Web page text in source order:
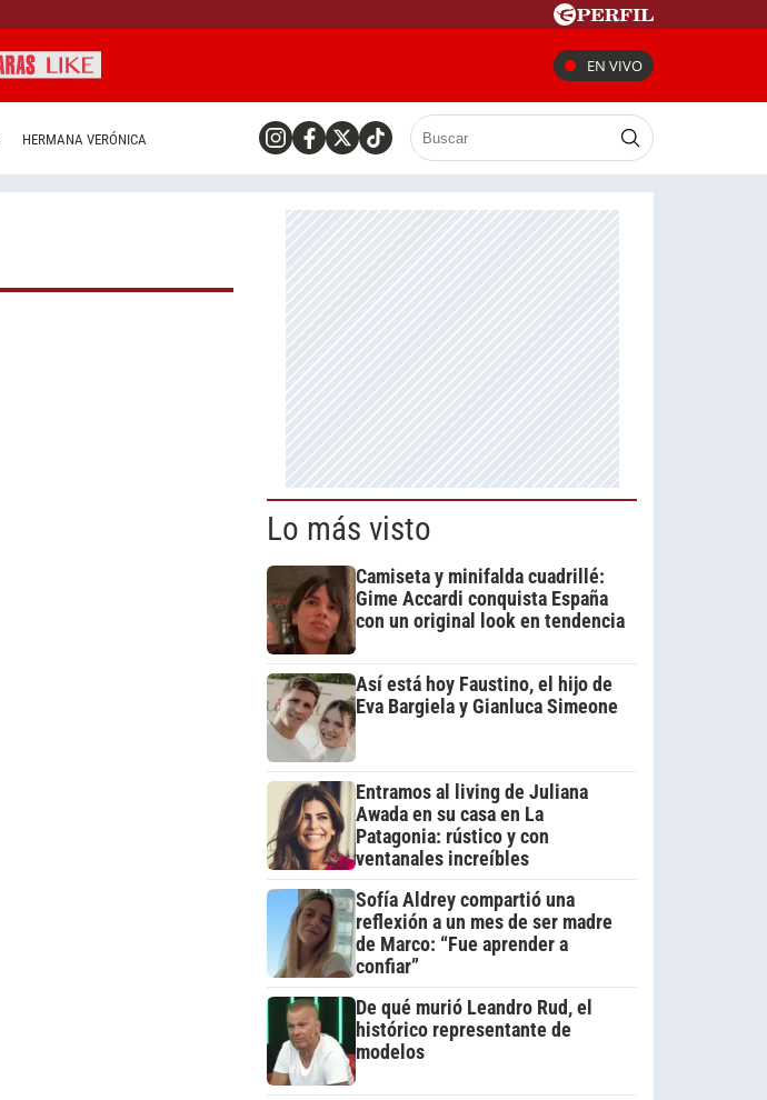
EN VIVO
HERMANA VERÓNICA
Lo más visto
Camiseta y minifalda cuadrillé:
Gime Accardi conquista España
con un original look en tendencia
Así está hoy Faustino, el hijo de
Eva Bargiela y Gianluca Simeone
Entramos al living de Juliana
Awada en su casa en La
Patagonia: rústico y con
ventanales increíbles
Sofía Aldrey compartió una
reflexión a un mes de ser madre
de Marco: “Fue aprender a
confiar”
De qué murió Leandro Rud, el
histórico representante de
modelos